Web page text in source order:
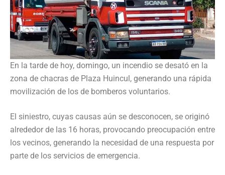
En la tarde de hoy, domingo, un incendio se desató en la
zona de chacras de Plaza Huincul, generando una rápida
movilización de los de bomberos voluntarios.
El siniestro, cuyas causas aún se desconocen, se originó
alrededor de las 16 horas, provocando preocupación entre
los vecinos, generando la necesidad de una respuesta por
parte de los servicios de emergencia.